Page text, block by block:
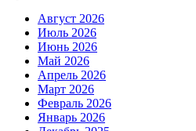
Август 2026
Июль 2026
Июнь 2026
Май 2026
Апрель 2026
Март 2026
Февраль 2026
Январь 2026